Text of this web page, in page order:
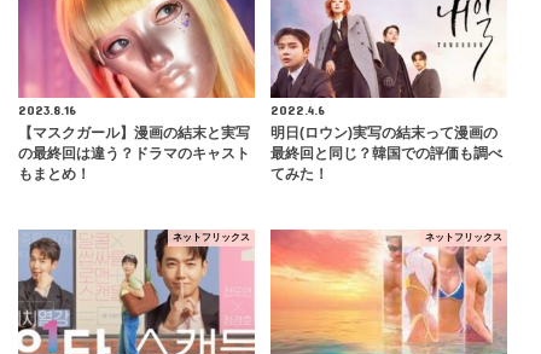
2023.8.16
【マスクガール】漫画の結末と実写
の最終回は違う？ドラマのキャスト
もまとめ！
2022.4.6
明日(ロウン)実写の結末って漫画の
最終回と同じ？韓国での評価も調べ
てみた！
ネットフリックス ネットフリックス